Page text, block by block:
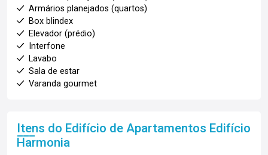
Armários planejados (quartos)
Box blindex
Elevador (prédio)
Interfone
Lavabo
Sala de estar
Varanda gourmet
Itens do Edifício de Apartamentos Edifício
Harmonia